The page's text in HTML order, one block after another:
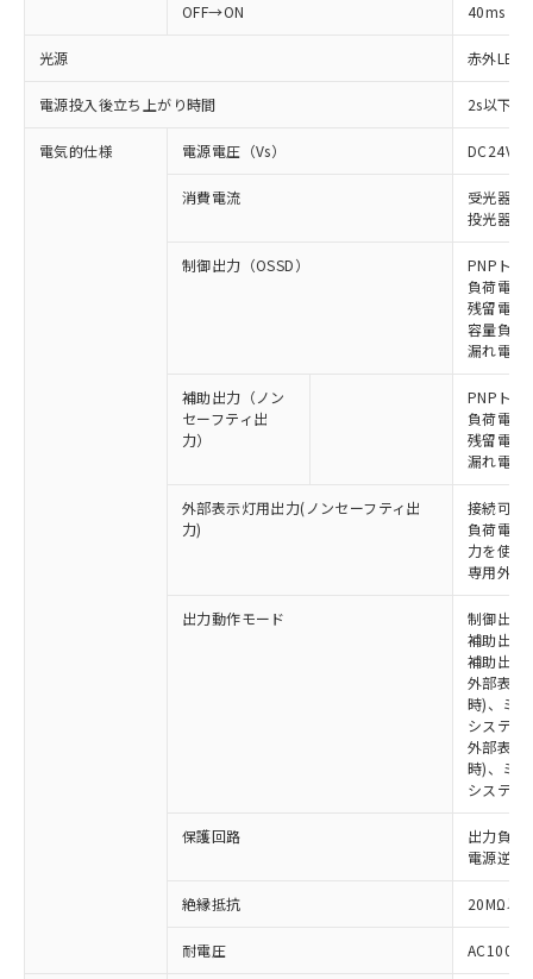
OFF→ON 40ms
光源 赤外LED
電源投入後立ち上がり時間 2s以下(
電気的仕様 電源電圧（Vs）
消費電流
受光器:
投光器:
制御出力（OSSD）
PNPトラ
負荷電流
残留電圧
容量負荷
漏れ電流
補助出力（ノン
セーフティ出
力）
PNPトラ
負荷電流
残留電圧
漏れ電流
外部表示灯用出力(ノンセーフティ出
力)
接続可能
負荷電流
力を使用
専用外部
出力動作モード
制御出力
補助出力
補助出力
外部表示
時)、ミ
システム
外部表示
時)、ミ
システム
保護回路
出力負荷
電源逆接
絶縁抵抗 20MΩ以
耐電圧
以下の条件をお読みいただき、同意のうえ
非含有に非対応の商品で、対応品を出す予